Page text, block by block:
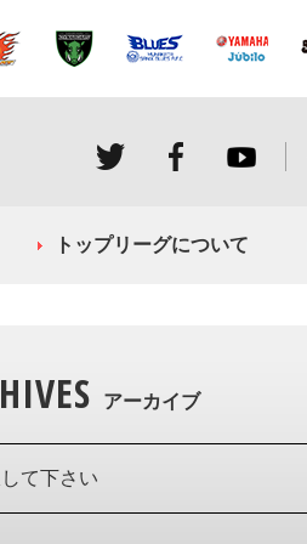
トップリーグについて
アーカイブ
て下さい